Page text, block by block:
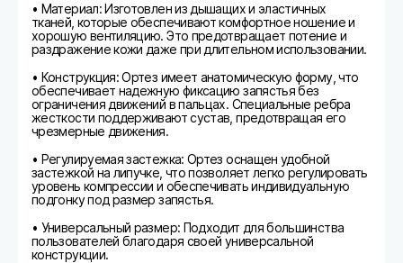
• Материал: Изготовлен из дышащих и эластичных
тканей, которые обеспечивают комфортное ношение и
хорошую вентиляцию. Это предотвращает потение и
раздражение кожи даже при длительном использовании.
• Конструкция: Ортез имеет анатомическую форму, что
обеспечивает надежную фиксацию запястья без
ограничения движений в пальцах. Специальные ребра
жесткости поддерживают сустав, предотвращая его
чрезмерные движения.
• Регулируемая застежка: Ортез оснащен удобной
застежкой на липучке, что позволяет легко регулировать
уровень компрессии и обеспечивать индивидуальную
подгонку под размер запястья.
• Универсальный размер: Подходит для большинства
пользователей благодаря своей универсальной
конструкции.